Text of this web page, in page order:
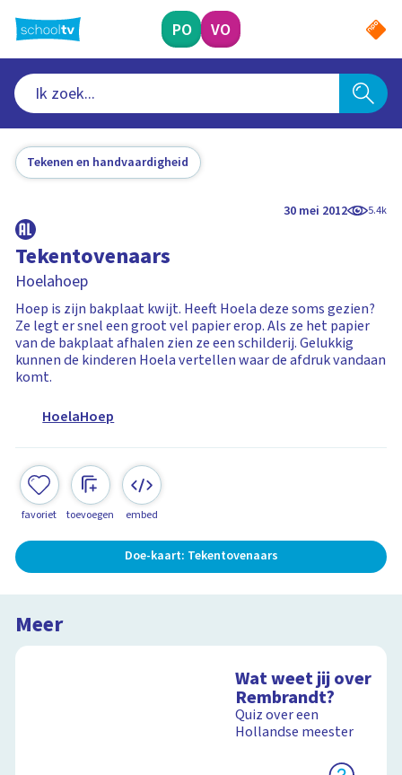
naar
hoofdinhoud
PO VO
Tekenen en handvaardigheid
30 mei 2012 5.4k
Tekentovenaars
Hoelahoep
Hoep is zijn bakplaat kwijt. Heeft Hoela deze soms gezien?
Ze legt er snel een groot vel papier erop. Als ze het papier
van de bakplaat afhalen zien ze een schilderij. Gelukkig
kunnen de kinderen Hoela vertellen waar de afdruk vandaan
komt.
HoelaHoep
favoriet toevoegen embed
Doe-kaart: Tekentovenaars
Meer
Wat weet jij over
Rembrandt?
Quiz over een
Hollandse meester